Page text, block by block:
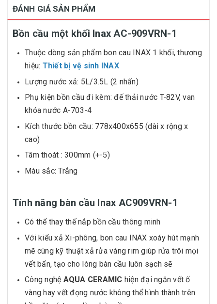
ĐÁNH GIÁ SẢN PHẨM
Bồn cầu một khối Inax AC-909VRN-1
Thuộc dòng sản phẩm bon cau INAX 1 khối, thương
hiệu: Thiết bị vệ sinh INAX
Lượng nước xả: 5L/3.5L (2 nhấn)
Phụ kiện bồn cầu đi kèm: đế thải nước T-82V, van
khóa nước A-703-4
Kích thước bồn cầu: 778x400x655 (dài x rộng x
cao)
Tâm thoát : 300mm (+-5)
Màu sắc: Trắng
Tính năng bàn cầu Inax AC909VRN-1
Có thể thay thế nắp bồn cầu thông minh
Với kiểu xả Xi-phông, bon cau INAX xoáy hút mạnh
mẽ cùng kỹ thuật xả rửa vàng rim giúp rửa trôi mọi
vết bẩn, tạo cho lòng bàn cầu luôn sạch sẽ
Công nghệ AQUA CERAMIC hiện đại ngăn vết ố
vàng hay vết đọng nước không thể hình thành trên